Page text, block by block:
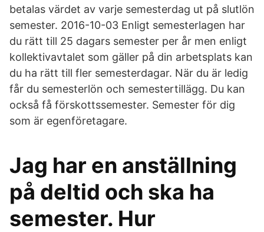
betalas värdet av varje semesterdag ut på slutlön
semester. 2016-10-03 Enligt semesterlagen har
du rätt till 25 dagars semester per år men enligt
kollektivavtalet som gäller på din arbetsplats kan
du ha rätt till fler semesterdagar. När du är ledig
får du semesterlön och semestertillägg. Du kan
också få förskottssemester. Semester för dig
som är egenföretagare.
Jag har en anställning
på deltid och ska ha
semester. Hur